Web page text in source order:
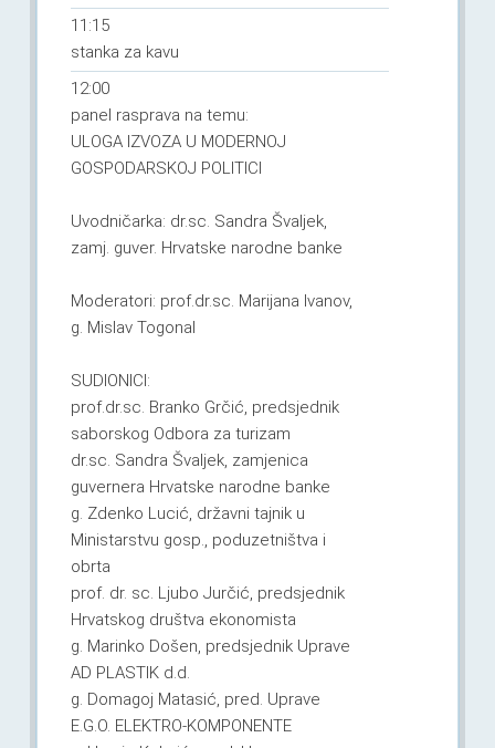
11:15
stanka za kavu
12:00
panel rasprava na temu:
ULOGA IZVOZA U MODERNOJ
GOSPODARSKOJ POLITICI
Uvodničarka: dr.sc. Sandra Švaljek,
zamj. guver. Hrvatske narodne banke
Moderatori: prof.dr.sc. Marijana Ivanov,
g. Mislav Togonal
SUDIONICI:
prof.dr.sc. Branko Grčić, predsjednik
saborskog Odbora za turizam
dr.sc. Sandra Švaljek, zamjenica
guvernera Hrvatske narodne banke
g. Zdenko Lucić, državni tajnik u
Ministarstvu gosp., poduzetništva i
obrta
prof. dr. sc. Ljubo Jurčić, predsjednik
Hrvatskog društva ekonomista
g. Marinko Došen, predsjednik Uprave
AD PLASTIK d.d.
g. Domagoj Matasić, pred. Uprave
E.G.O. ELEKTRO-KOMPONENTE